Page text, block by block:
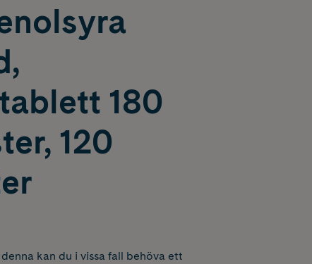
180
120
kan du i vissa fall behöva ett